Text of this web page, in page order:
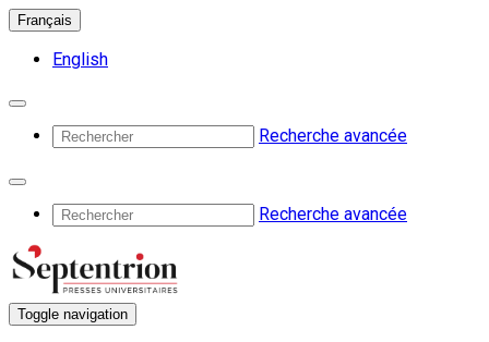
Français
English
Recherche avancée
Recherche avancée
Toggle navigation